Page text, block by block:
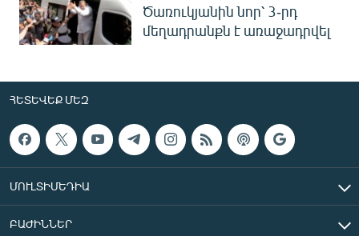
Ծառուկյանին նոր՝ 3-րդ
մեղադրանքն է առաջադրվել
ՀԵՏԵՎԵՔ ՄԵԶ
ՄՈՒԼՏԻՄԵԴԻԱ
ԲԱԺԻՆՆԵՐ